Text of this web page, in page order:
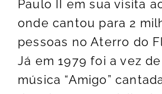
Paulo II em sua visita
onde cantou para 2
pessoas no Aterro do
Já em 1979 foi a vez
música “Amigo”